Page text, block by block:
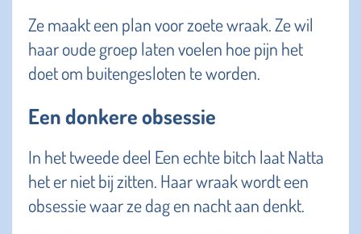
Ze maakt een plan voor zoete wraak. Ze wil
haar oude groep laten voelen hoe pijn het
doet om buitengesloten te worden.
Een donkere obsessie
In het tweede deel Een echte bitch laat Natta
het er niet bij zitten. Haar wraak wordt een
obsessie waar ze dag en nacht aan denkt.